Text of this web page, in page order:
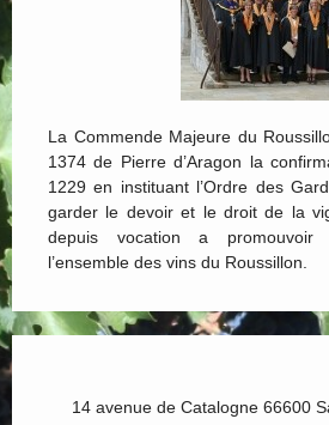
La Commende Majeure du
1374 de Pierre d’Aragon la
1229 en instituant l’Ordre des
garder le devoir et le droit de la
depuis vocation a
l’ensemble des vins du Roussillon.
14 avenue de Catalogne 66600